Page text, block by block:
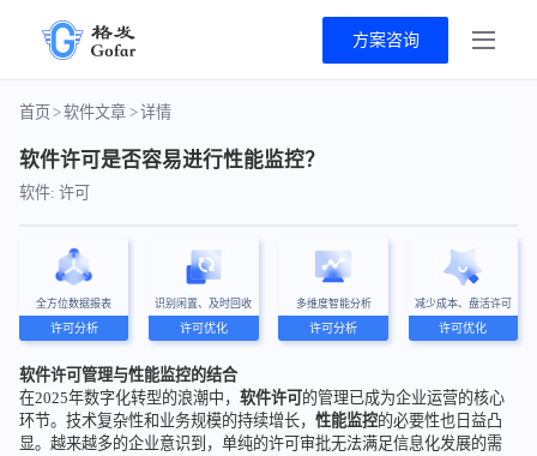
方案咨询
首页>软件文章 >详情
软件许可是否容易进行性能监控？
软件: 许可
全方位数据报表
许可分析
识别闲置、及时回收
许可优化
多维度智能分析
许可分析
减少成本、盘活许可
许可优化
软件许可管理与性能监控的结合
在2025年数字化转型的浪潮中， 软件许可 的管理已成为企业运营的核心
环节。技术复杂性和业务规模的持续增长， 性能监控的必要性也日益凸
显。越来越多的企业意识到，单纯的许可审批无法满足信息化发展的需